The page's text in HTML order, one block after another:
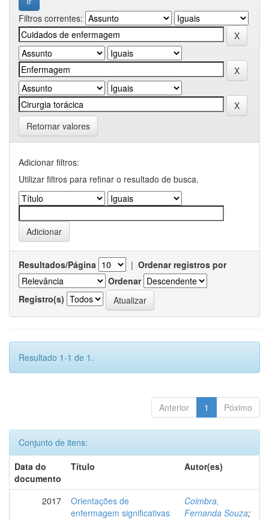
Filtros correntes:
Retornar valores
Adicionar filtros:
Utilizar filtros para refinar o resultado de busca.
Resultados/Página | Ordenar registros por
Ordenar
Registro(s)
Resultado 1-1 de 1.
Anterior 1 Póximo
Conjunto de itens:
Data do
documento
Título Autor(es)
2017
Orientações de
enfermagem significativas
Coimbra,
Fernanda Souza;